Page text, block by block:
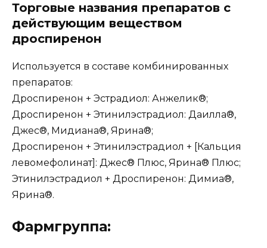
Торговые названия препаратов с
действующим веществом
дроспиренон
Используется в составе комбинированных
препаратов:
Дроспиренон + Эстрадиол: Анжелик®;
Дроспиренон + Этинилэстрадиол: Даилла®,
Джес®, Мидиана®, Ярина®;
Дроспиренон + Этинилэстрадиол + [Кальция
левомефолинат]: Джес® Плюс, Ярина® Плюс;
Этинилэстрадиол + Дроспиренон: Димиа®,
Ярина®.
Фармгруппа: